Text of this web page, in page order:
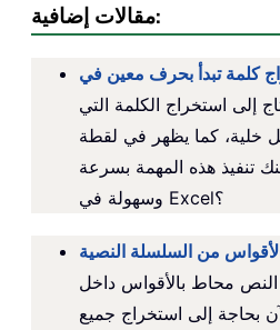
مقالات إضافية:
إلى استخراج الكلمة التي
خلية، كما يظهر في لقطة
تنفيذ هذه المهمة بسرعة
وسهولة في Excel؟
من السلسلة النصية
محاط بالأقواس داخل
بحاجة إلى استخراج جميع